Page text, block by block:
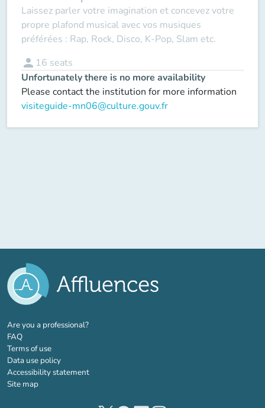
Laissez parler votre imagination et concevez votre
propre plafond musical avec vos musiques
préférées : Rap, Rock, Disco, K-Pop, Slam etc.
person 16 seats
Unfortunately there is no more availability
Please contact the institution for more information
visiteguide-mn06@culture.gouv.fr
Are you a professional?(new tab)
FAQ
Terms of use
Data use policy
Accessibility statement
Site map